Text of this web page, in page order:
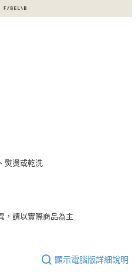
熨燙或乾洗
，請以實際商品為主
顯示電腦版詳細說明